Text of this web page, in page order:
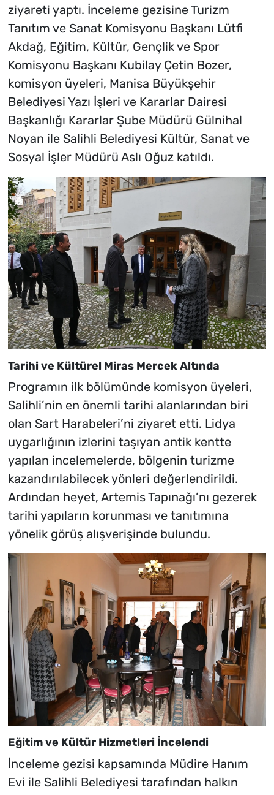
ziyareti yaptı. İnceleme gezisine Turizm
Tanıtım ve Sanat Komisyonu Başkanı Lütfi
Akdağ, Eğitim, Kültür, Gençlik ve Spor
Komisyonu Başkanı Kubilay Çetin Bozer,
komisyon üyeleri, Manisa Büyükşehir
Belediyesi Yazı İşleri ve Kararlar Dairesi
Başkanlığı Kararlar Şube Müdürü Gülnihal
Noyan ile Salihli Belediyesi Kültür, Sanat ve
Sosyal İşler Müdürü Aslı Oğuz katıldı.
Tarihi ve Kültürel Miras Mercek Altında
Programın ilk bölümünde komisyon üyeleri,
Salihli’nin en önemli tarihi alanlarından biri
olan Sart Harabeleri’ni ziyaret etti. Lidya
uygarlığının izlerini taşıyan antik kentte
yapılan incelemelerde, bölgenin turizme
kazandırılabilecek yönleri değerlendirildi.
Ardından heyet, Artemis Tapınağı’nı gezerek
tarihi yapıların korunması ve tanıtımına
yönelik görüş alışverişinde bulundu.
Eğitim ve Kültür Hizmetleri İncelendi
İnceleme gezisi kapsamında Müdire Hanım
Evi ile Salihli Belediyesi tarafından halkın